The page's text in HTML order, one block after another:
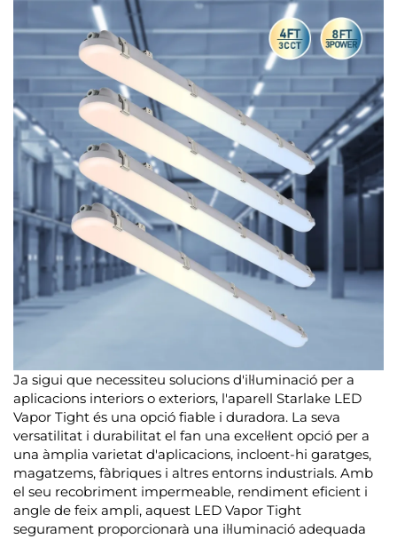
Ja sigui que necessiteu solucions d'il·luminació per a
aplicacions interiors o exteriors, l'aparell Starlake LED
Vapor Tight és una opció fiable i duradora. La seva
versatilitat i durabilitat el fan una excel·lent opció per a
una àmplia varietat d'aplicacions, incloent-hi garatges,
magatzems, fàbriques i altres entorns industrials. Amb
el seu recobriment impermeable, rendiment eficient i
angle de feix ampli, aquest LED Vapor Tight
segurament proporcionarà una il·luminació adequada